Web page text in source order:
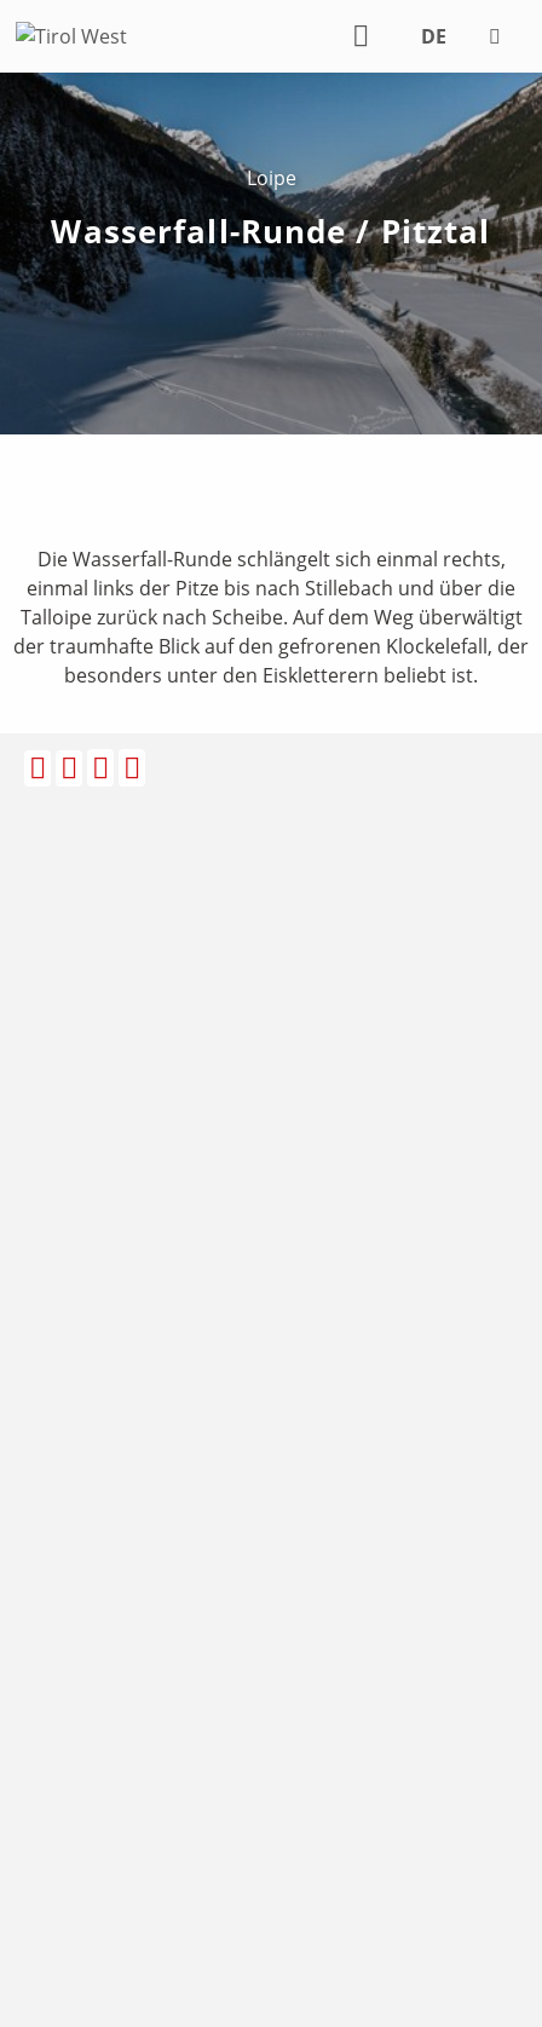
DE
Loipe
Wasserfall-Runde / Pitztal
Die Wasserfall-Runde schlängelt sich einmal rechts,
einmal links der Pitze bis nach Stillebach und über die
Talloipe zurück nach Scheibe. Auf dem Weg überwältigt
der traumhafte Blick auf den gefrorenen Klockelefall, der
besonders unter den Eiskletterern beliebt ist.